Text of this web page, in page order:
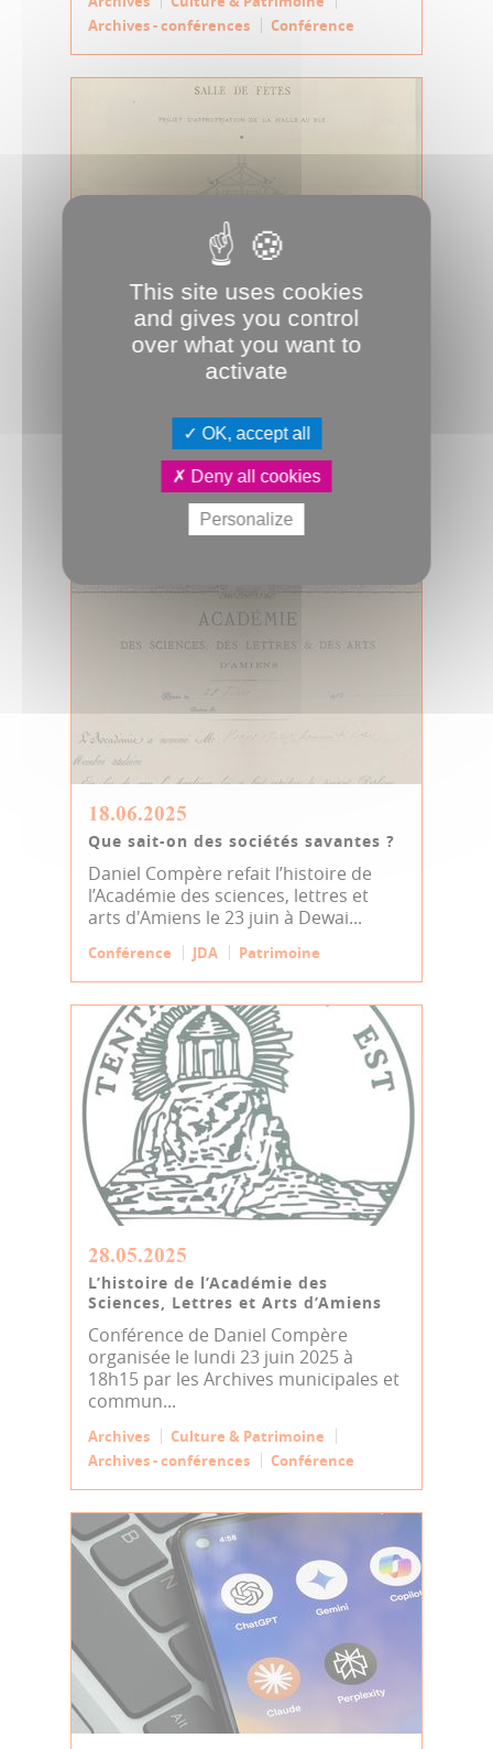
Archives - conférences
Conférence
25.08.2025
Une histoire du conservatoire
d'Amiens, d'hier à aujourd'hui
le lundi 15 septembre 2025 à 18h15
par les Archives municipales et com...
Culture & Patrimoine
Archives - conférences
Conférence
18.06.2025
Que sait-on des sociétés savantes ?
Daniel Compère refait l’histoire de
l’Académie des sciences, lettres et
arts d'Amiens le 23 juin à Dewai...
Conférence JDA Patrimoine
28.05.2025
L’histoire de l’Académie des
Sciences, Lettres et Arts d’Amiens
Conférence de Daniel Compère
organisée le lundi 23 juin 2025 à
18h15 par les Archives municipales et
commun...
Archives
Culture & Patrimoine
Archives - conférences
Conférence
This site uses cookies
and gives you control
over what you want to
activate
OK, accept all
Deny all cookies
Personalize